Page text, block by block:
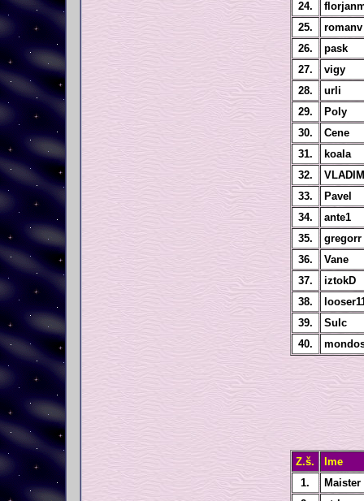
24.
25.
romanv
26.
pask
27.
vigy
28.
urli
29.
Poly
30.
Cene
31.
koala
32.
33.
Pavel
34.
ante1
35.
gregorr
36.
Vane
37.
iztokD
38.
39.
Sulc
40.
Z.š.
Ime
1.
Maister